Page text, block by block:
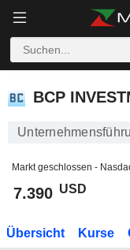
BCP
BCP
Markt geschlossen -
7.390 USD
Übersicht Kurse